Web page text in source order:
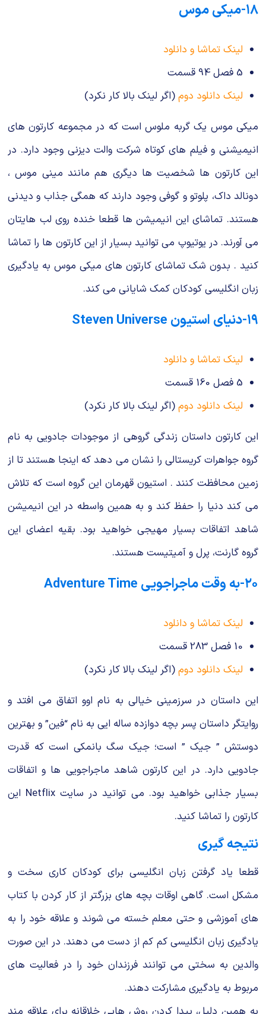
۱۸-میکی موس
لینک تماشا و دانلود
5 فصل 94 قسمت
لینک دانلود دوم (اگر لینک بالا کار نکرد)
میکی موس یک گربه ملوس است که در مجموعه کارتون های
انیمیشنی و فیلم های کوتاه شرکت والت دیزنی وجود دارد. در
این کارتون ها شخصیت ها دیگری هم مانند مینی موس ،
دونالد داک، پلوتو و گوفی وجود دارند که همگی جذاب و دیدنی
هستند. تماشای این انیمیشن ها قطعا خنده روی لب هایتان
می آورند. در یوتیوپ می توانید بسیار از این کارتون ها را تماشا
کنید . بدون شک تماشای کارتون های میکی موس به یادگیری
زبان انگلیسی کودکان کمک شایانی می کند.
۱۹-دنیای استیون Steven Universe
لینک تماشا و دانلود
5 فصل 160 قسمت
لینک دانلود دوم (اگر لینک بالا کار نکرد)
این کارتون داستان زندگی گروهی از موجودات جادویی به نام
گروه جواهرات کریستالی را نشان می دهد که اینجا هستند تا از
زمین محافظت کنند . استیون قهرمان این گروه است که تلاش
می کند دنیا را حفظ کند و به همین واسطه در این انیمیشن
شاهد اتفاقات بسیار مهیجی خواهید بود. بقیه اعضای این
گروه گارنت، پرل و آمیتیست هستند.
۲۰-به وقت ماجراجویی Adventure Time
لینک تماشا و دانلود
10 فصل 283 قسمت
لینک دانلود دوم (اگر لینک بالا کار نکرد)
این داستان در سرزمینی خیالی به نام اوو اتفاق می افتد و
روایتگر داستان پسر بچه دوازده ساله ایی به نام “فین” و بهترین
دوستش ” جیک ” است؛ جیک سگ بانمکی است که قدرت
جادویی دارد. در این کارتون شاهد ماجراجویی ها و اتفاقات
بسیار جذابی خواهید بود. می توانید در سایت Netflix این
کارتون را تماشا کنید.
نتیجه گیری
قطعا یاد گرفتن زبان انگلیسی برای کودکان کاری سخت و
مشکل است. گاهی اوقات بچه های بزرگتر از کار کردن با کتاب
های آموزشی و حتی معلم خسته می شوند و علاقه خود را به
یادگیری زبان انگلیسی کم کم از دست می دهند. در این صورت
والدین به سختی می توانند فرزندان خود را در فعالیت های
مربوط به یادگیری مشارکت دهند.